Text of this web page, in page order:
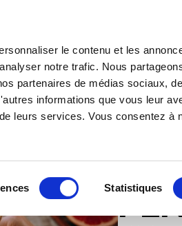
le contenu et les
notre trafic. Nous
partenaires de médias sociaux,
informations que vous leur
leurs services. Vous consentez à
Statistiques